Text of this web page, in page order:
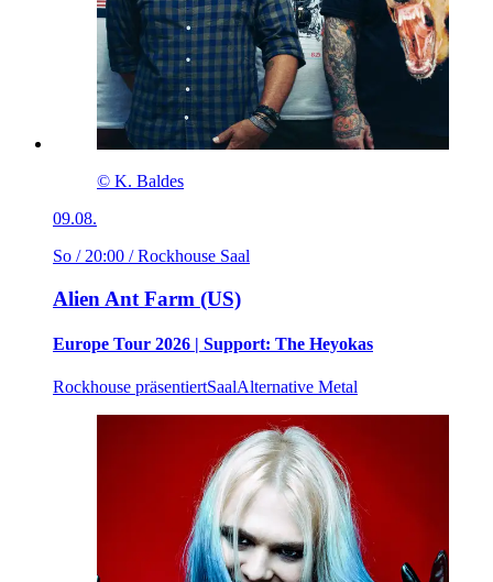
© K. Baldes
09.08.
So / 20:00 / Rockhouse Saal
Alien Ant Farm (US)
Europe Tour 2026 | Support: The Heyokas
Rockhouse präsentiertSaalAlternative Metal